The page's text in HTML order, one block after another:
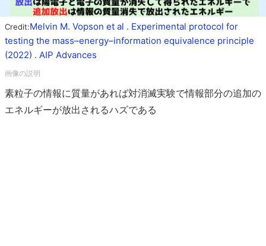
Credit:Melvin M. Vopson et al . Experimental protocol for
testing the mass–energy–information equivalence principle
(2022) . AIP Advances
素粒子の情報に質量があれば対消滅実験で情報部分の追加の
エネルギーが放出されるハズである